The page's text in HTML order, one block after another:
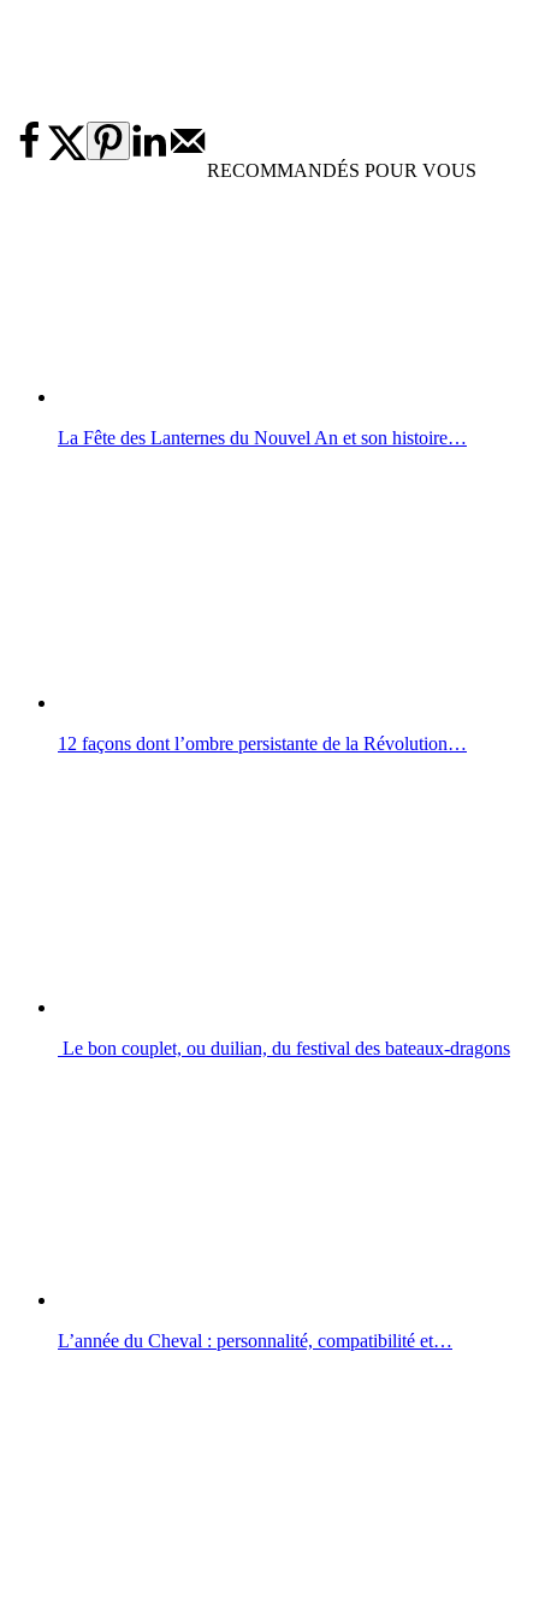
RECOMMANDÉS POUR VOUS
La Fête des Lanternes du Nouvel An et son histoire…
12 façons dont l’ombre persistante de la Révolution…
Le bon couplet, ou duilian, du festival des bateaux-dragons
L’année du Cheval : personnalité, compatibilité et…